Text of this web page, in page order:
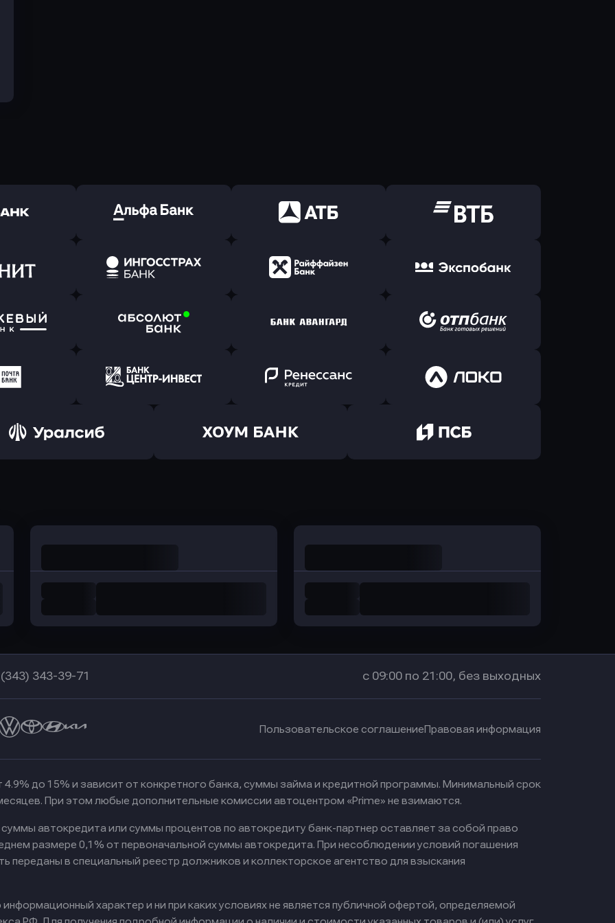
заявку
Оправить заявку
в Альфа-Банк
Оправить заявку
в АТБ Банк
в ВТБ
заявку
Банк
Оправить заявку
в Ингосстрах Банк
в Райффайзен Банк
Оправить заявку
в Экспобанк
заявку
Оправить заявку
в Абсолют Банк
Оправить заявку
в Банк Авангард
Оправить заявку
в ОТП БАНК
заявку
Банк
Оправить заявку
Оправить заявку
в Ренессанс Банк
Оправить заявку
в Локо-Банк
343-39-71 с 09:00 по 21:00, без выходных
Пользовательское соглашениеПравовая информация
4.9% до 15% и зависит от конкретного банка, суммы займа и кредитной программы. Минимальный срок
При этом любые дополнительные комиссии автоцентром «Prime» не взимаются.
автокредита или суммы процентов по автокредиту банк-партнер оставляет за собой право
размере 0,1% от первоначальной суммы автокредита. При несоблюдении условий погашения
переданы в специальный реестр должников и коллекторское агентство для взыскания
характер и ни при каких условиях не является публичной офертой, определяемой